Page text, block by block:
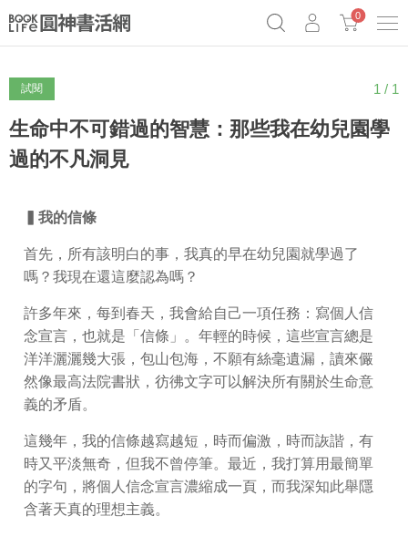
0
試閱 1 / 1
生命中不可錯過的智慧：那些我在幼兒園學
過的不凡洞見
我的信條
首先，所有該明白的事，我真的早在幼兒園就學過了
嗎？我現在還這麼認為嗎？
許多年來，每到春天，我會給自己一項任務：寫個人信
念宣言，也就是「信條」。年輕的時候，這些宣言總是
洋洋灑灑幾大張，包山包海，不願有絲毫遺漏，讀來儼
然像最高法院書狀，彷彿文字可以解決所有關於生命意
義的矛盾。
這幾年，我的信條越寫越短，時而偏激，時而詼諧，有
時又平淡無奇，但我不曾停筆。最近，我打算用最簡單
的字句，將個人信念宣言濃縮成一頁，而我深知此舉隱
含著天真的理想主義。